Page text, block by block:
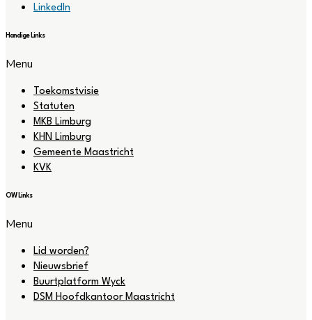
LinkedIn
Handige Links
Menu
Toekomstvisie
Statuten
MKB Limburg
KHN Limburg
Gemeente Maastricht
KVK
OW Links
Menu
Lid worden?
Nieuwsbrief
Buurtplatform Wyck
DSM Hoofdkantoor Maastricht